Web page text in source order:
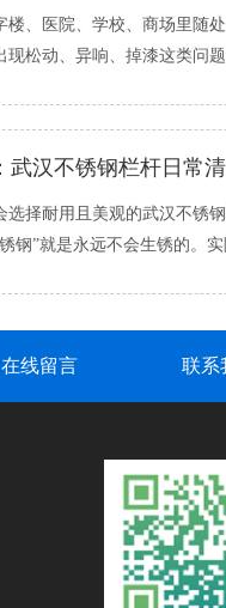
、医院、学校、商场里随处
现松动、异响、掉漆这类问
择耐用且美观的武汉不锈钢
钢”就是永远不会生锈的。
在线留言 联系